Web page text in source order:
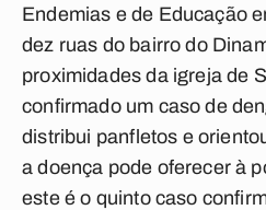
Endemias e de Educação
dez ruas do bairro do
proximidades da igreja de
confirmado um caso de
distribui panfletos e
a doença pode oferecer à
este é o quinto caso